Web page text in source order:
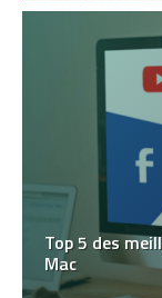
Top 5 des
Mac